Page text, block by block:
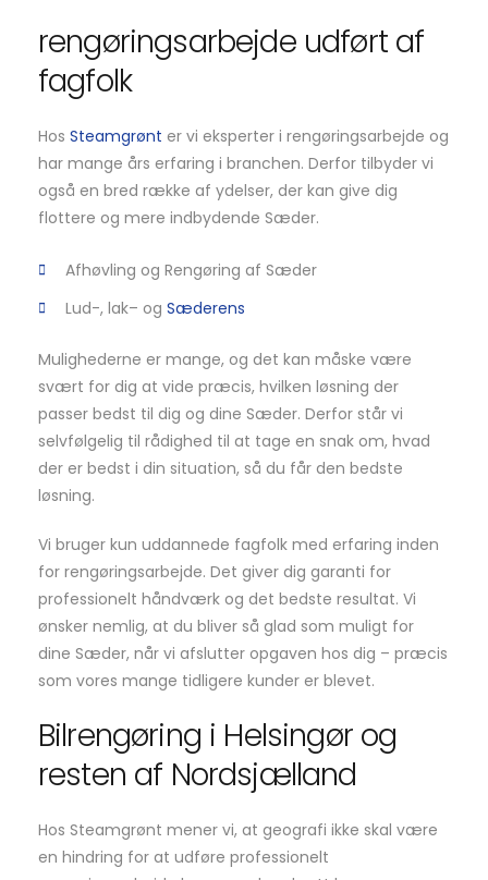
rengøringsarbejde udført af
fagfolk
Hos Steamgrønt er vi eksperter i rengøringsarbejde og
har mange års erfaring i branchen. Derfor tilbyder vi
også en bred række af ydelser, der kan give dig
flottere og mere indbydende Sæder.
Afhøvling og Rengøring af Sæder
Lud-, lak– og Sæderens
Mulighederne er mange, og det kan måske være
svært for dig at vide præcis, hvilken løsning der
passer bedst til dig og dine Sæder. Derfor står vi
selvfølgelig til rådighed til at tage en snak om, hvad
der er bedst i din situation, så du får den bedste
løsning.
Vi bruger kun uddannede fagfolk med erfaring inden
for rengøringsarbejde. Det giver dig garanti for
professionelt håndværk og det bedste resultat. Vi
ønsker nemlig, at du bliver så glad som muligt for
dine Sæder, når vi afslutter opgaven hos dig – præcis
som vores mange tidligere kunder er blevet.
Bilrengøring i Helsingør og
resten af Nordsjælland
Hos Steamgrønt mener vi, at geografi ikke skal være
en hindring for at udføre professionelt